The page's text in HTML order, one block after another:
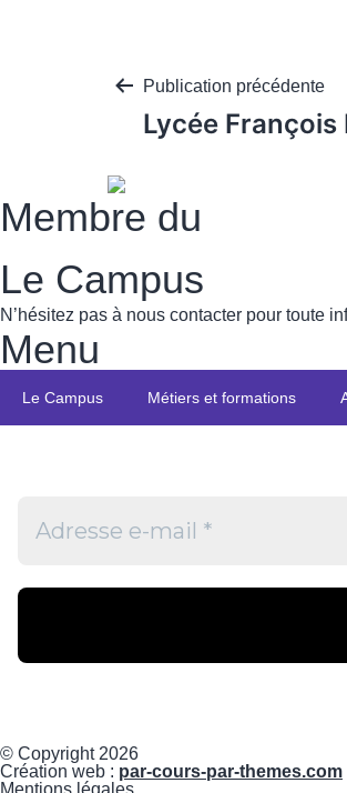
Publication précédente
Lycée
Membre du
Le Campus
N’hésitez pas à nous contacter pour toute
Menu
Le Campus Métiers et formations
© Copyright 2026
Création web : par-cours-par-themes.com
Mentions légales